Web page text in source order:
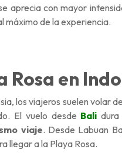
aprecia con mayor
máximo de la experiencia.
Rosa en
los viajeros suelen volar
El vuelo desde Bali
viaje. Desde Labuan
llegar a la Playa Rosa.